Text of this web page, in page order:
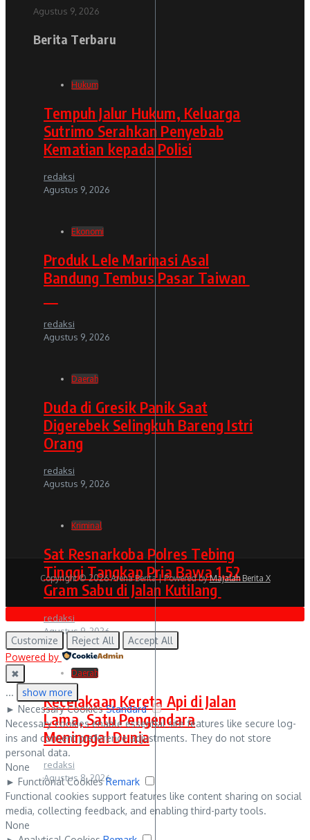
Agustus 9, 2026
Berita Terbaru
Hukum
Tempuh Jalur Hukum, Keluarga
Sutrimo Serahkan Penyebab
Kematian kepada Polisi
redaksi
Agustus 9, 2026
Ekonomi
Produk Lele Marinasi Asal
Bandung Tembus Pasar Taiwan
redaksi
Agustus 9, 2026
Daerah
Duda di Gresik Panik Saat
Digerebek Selingkuh Bareng Istri
Orang
redaksi
Agustus 9, 2026
Kriminal
Sat Resnarkoba Polres Tebing
Tinggi Tangkap Pria Bawa 1,52
Gram Sabu di Jalan Kutilang
redaksi
Agustus 9, 2026
Daerah
Kecelakaan Kereta Api di Jalan
Lama, Satu Pengendara
Meninggal Dunia
redaksi
Agustus 8, 2026
Copyright © 2026 Arena Berita | Powered byMajalah Berita X
Customize Reject All
Accept All
Powered by
✖
...
show more
► Necessary Cookies Standard
Necessary cookies enable essential site features like secure log-
ins and consent preference adjustments. They do not store
personal data.
None
► Functional Cookies Remark
Functional cookies support features like content sharing on social
media, collecting feedback, and enabling third-party tools.
None